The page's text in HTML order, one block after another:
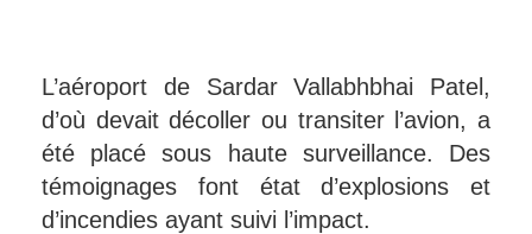
L’aéroport de Sardar Vallabhbhai Patel,
d’où devait décoller ou transiter l’avion, a
été placé sous haute surveillance. Des
témoignages font état d’explosions et
d’incendies ayant suivi l’impact.